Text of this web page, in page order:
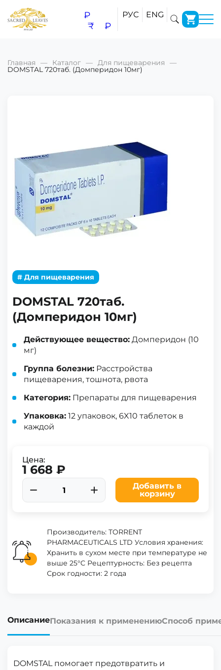
₽
₹
₽
РУС ENG
Главная Каталог Для пищеварения
DOMSTAL 720таб. (Домперидон 10мг)
# Для пищеварения
DOMSTAL 720таб.
(Домперидон 10мг)
Действующее вещество: Домперидон (10
мг)
Группа болезни: Расстройства
пищеварения, тошнота, рвота
Категория: Препараты для пищеварения
Упаковка: 12 упаковок, 6X10 таблеток в
каждой
Цена:
1 668 ₽
Добавить в
корзину
Производитель: TORRENT
PHARMACEUTICALS LTD Условия хранения:
Хранить в сухом месте при температуре не
выше 25°C Рецептурность: Без рецепта
Срок годности: 2 года
ОписаниеПоказания к применениюСпособ
DOMSTAL помогает предотвратить и